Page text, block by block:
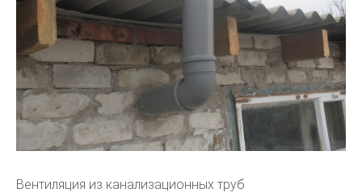
Вентиляция из канализационных труб